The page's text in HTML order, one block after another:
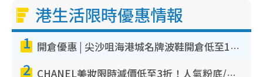
港生活限時優惠情報
1 開倉優惠 | 尖沙咀海港城名牌波鞋開倉低至1折！On鞋$899起／Joy&Peace鞋履$98起
2